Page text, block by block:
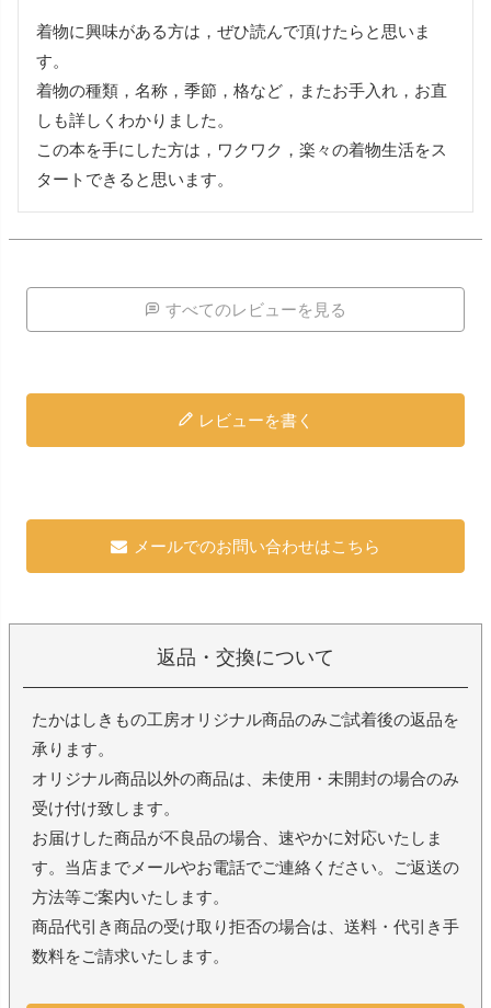
着物に興味がある方は，ぜひ読んで頂けたらと思いま
す。
着物の種類，名称，季節，格など，またお手入れ，お直
しも詳しくわかりました。
この本を手にした方は，ワクワク，楽々の着物生活をス
すべてのレビューを見る
レビューを書く
メールでのお問い合わせはこちら
返品・交換について
たかはしきもの工房オリジナル商品のみご試着後の返品を
承ります。
オリジナル商品以外の商品は、未使用・未開封の場合のみ
受け付け致します。
お届けした商品が不良品の場合、速やかに対応いたしま
す。当店までメールやお電話でご連絡ください。ご返送の
方法等ご案内いたします。
商品代引き商品の受け取り拒否の場合は、送料・代引き手
数料をご請求いたします。